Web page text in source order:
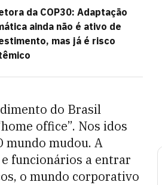
da COP30: Adaptação
ainda não é ativo de
mas já é risco
do Brasil
office”. Nos idos
mundo mudou. A
funcionários a entrar
o mundo corporativo